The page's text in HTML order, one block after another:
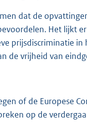
dat de
Het lijkt
prijsdiscriminatie in
de vrijheid van
of de Europese
op de